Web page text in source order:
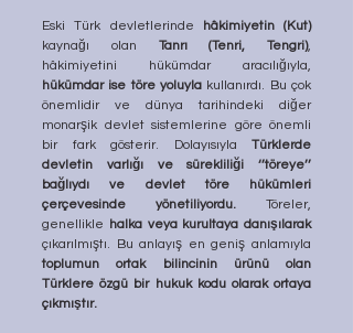
Eski Türk devletlerinde hâkimiyetin (Kut)
kaynağı olan Tanrı (Tenri, Tengri),
hükümdar ise töre yoluyla kullanırdı. Bu çok
önemlidir ve dünya tarihindeki diğer
monarşik devlet sistemlerine göre önemli
bir fark gösterir. Dolayısıyla Türklerde
devletin varlığı ve sürekliliği ‘’töreye’’
bağlıydı ve devlet töre hükümleri
çerçevesinde yönetiliyordu. Töreler,
genellikle halka veya kurultaya danışılarak
toplumun ortak bilincinin ürünü olan
Türklere özgü bir hukuk kodu olarak ortaya
çıkmıştır.